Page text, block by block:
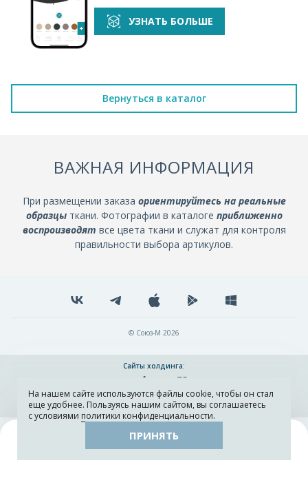
Каталог Остатки тканей
УЗНАТЬ БОЛЬШЕ
Вернуться в каталог
ВАЖНАЯ ИНФОРМАЦИЯ
При размещении заказа ориентируйтесь на реальные
образцыткани. Фотографии в каталоге приближенно
воспроизводят все цвета ткани и служат для контроля
правильности выбора артикулов.
© Союз-М 2026
Сайты холдинга:
Разработка и поддержка сайта ADN
На нашем сайте используются файлы cookie, чтобы он стал
еще удобнее. Пользуясь нашим сайтом, вы соглашаетесь
с условиями политики конфиденциальности.
ПРИНЯТЬ